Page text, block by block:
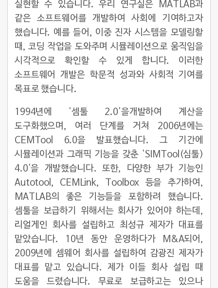
실현할 수 있습니다. 우리 연구실은 MATLAB과
같은 소프트웨어를 개발하여 사회에 기여하고자
했습니다. 예를 들어, 이중 진자 시스템을 모델링할
때, 코딩 작업을 도와주며 시뮬레이션으로 움직임을
시각적으로 확인할 수 있게 합니다. 이러한
소프트웨어 개발은 학문적 성과와 사회적 기여를
목표로 했습니다.
1994년에 '셈툴 2.0'을개발하여 계산을
도구화했으며, 여러 단계를 거쳐 2006년에는
CEMTool 6.0을 발표했습니다. 그 기간에
시뮬레이션과 그래픽 기능을 갖춘 'SIMTool(심툴)
4.0'을 개발했습니다. 또한, 다양한 부가 기능인
Autotool, CEMLink, Toolbox 등을 추가하여,
MATLAB의 좋은 기능들을 포함하려 했습니다.
셈툴을 보급하기 위해서는 회사가 있어야 하는데,
리얼게인 회사를 설립하고 최성규 제자가 대표를
맡았습니다. 10년 동안 운영하다가 M&A되어,
2009년에 셈웨어 회사를 설립하여 감광진 제자가
대표를 맡고 있습니다. 제가 이들 회사 설립 때
도움을 드렸습니다. 무료로 보급하고는 있으나